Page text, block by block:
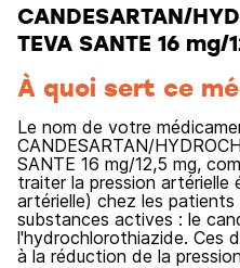
CANDESARTAN/
TEVA SANTE 16
À quoi sert ce
Le nom de votre
CANDESARTAN/
SANTE 16 mg/12,5 mg,
traiter la pression artérielle
artérielle) chez les
substances actives : le
l'hydrochlorothiazide. Ces
à la réduction de la